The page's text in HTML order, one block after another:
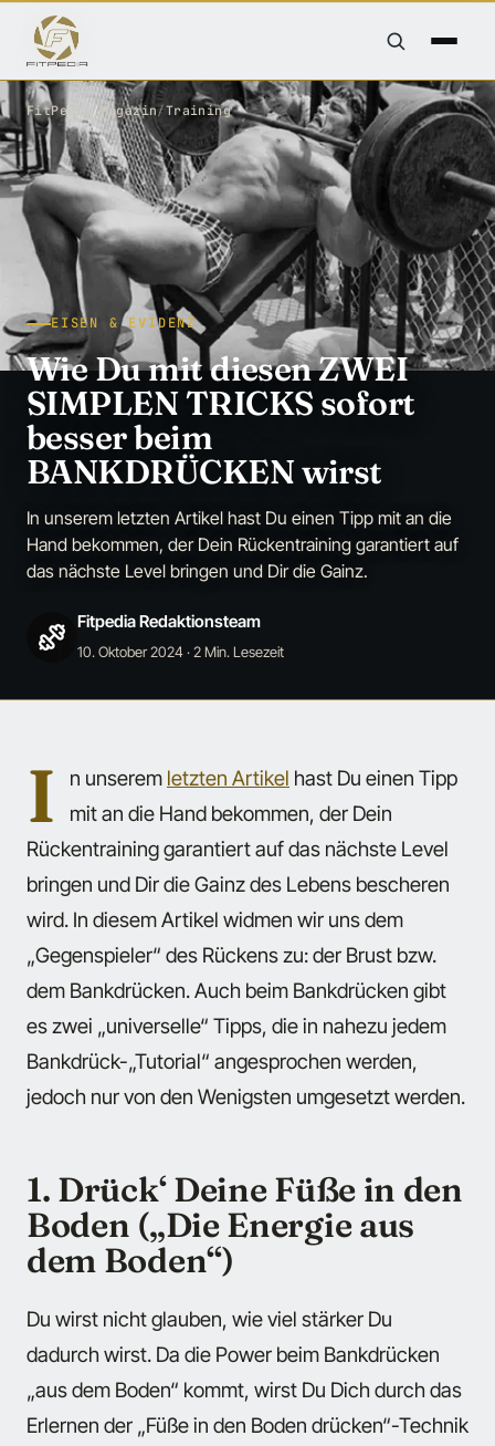
FitPedia / Magazin/Training
EISEN & EVIDENZ
Wie Du mit diesen ZWEI
SIMPLEN TRICKS sofort
besser beim
BANKDRÜCKEN wirst
In unserem letzten Artikel hast Du einen Tipp mit an die
Hand bekommen, der Dein Rückentraining garantiert auf
das nächste Level bringen und Dir die Gainz.
Fitpedia Redaktionsteam
10. Oktober 2024· 2 Min. Lesezeit
I n unserem letzten Artikel hast Du einen Tipp
mit an die Hand bekommen, der Dein
Rückentraining garantiert auf das nächste Level
bringen und Dir die Gainz des Lebens bescheren
wird. In diesem Artikel widmen wir uns dem
„Gegenspieler“ des Rückens zu: der Brust bzw.
dem Bankdrücken. Auch beim Bankdrücken gibt
es zwei „universelle“ Tipps, die in nahezu jedem
Bankdrück-„Tutorial“ angesprochen werden,
jedoch nur von den Wenigsten umgesetzt werden.
1. Drück‘ Deine Füße in den
Boden („Die Energie aus
dem Boden“)
Du wirst nicht glauben, wie viel stärker Du
dadurch wirst. Da die Power beim Bankdrücken
„aus dem Boden“ kommt, wirst Du Dich durch das
Erlernen der „Füße in den Boden drücken“-Technik